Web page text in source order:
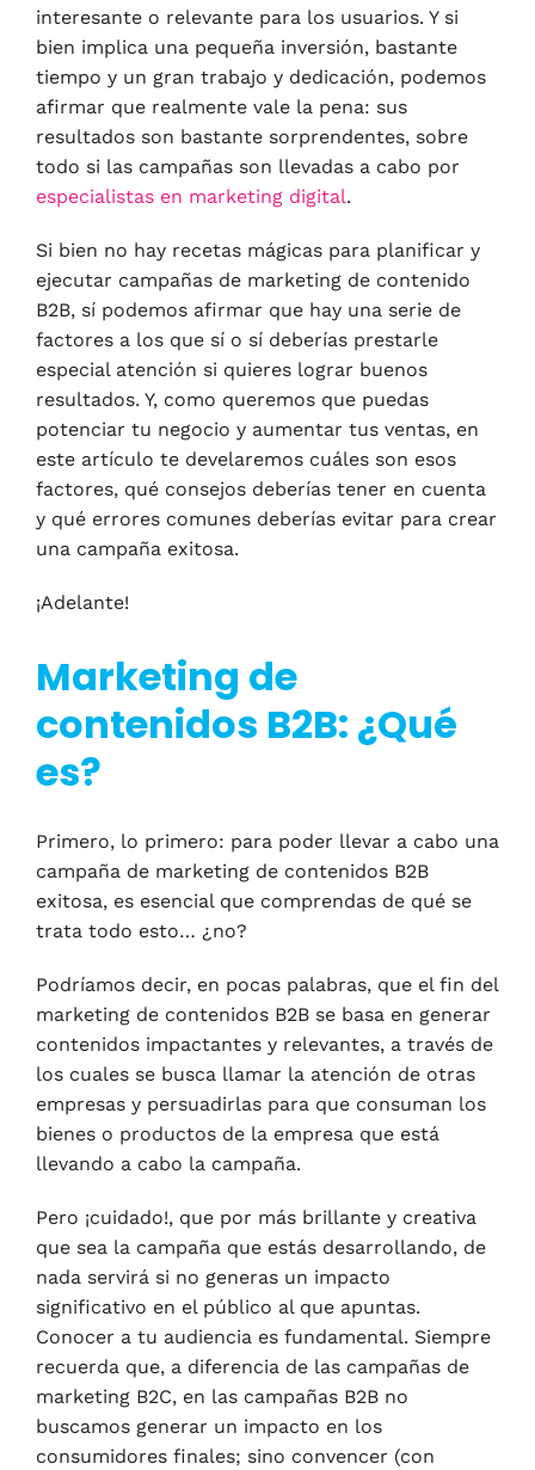
interesante o relevante para los usuarios. Y si
bien implica una pequeña inversión, bastante
tiempo y un gran trabajo y dedicación, podemos
afirmar que realmente vale la pena: sus
resultados son bastante sorprendentes, sobre
todo si las campañas son llevadas a cabo por
especialistas en marketing digital.
Si bien no hay recetas mágicas para planificar y
ejecutar campañas de marketing de contenido
B2B, sí podemos afirmar que hay una serie de
factores a los que sí o sí deberías prestarle
especial atención si quieres lograr buenos
resultados. Y, como queremos que puedas
potenciar tu negocio y aumentar tus ventas, en
este artículo te develaremos cuáles son esos
factores, qué consejos deberías tener en cuenta
y qué errores comunes deberías evitar para crear
una campaña exitosa.
¡Adelante!
Marketing de
contenidos B2B: ¿Qué
es?
Primero, lo primero: para poder llevar a cabo una
campaña de marketing de contenidos B2B
exitosa, es esencial que comprendas de qué se
trata todo esto… ¿no?
Podríamos decir, en pocas palabras, que el fin del
marketing de contenidos B2B se basa en generar
contenidos impactantes y relevantes, a través de
los cuales se busca llamar la atención de otras
empresas y persuadirlas para que consuman los
bienes o productos de la empresa que está
llevando a cabo la campaña.
Pero ¡cuidado!, que por más brillante y creativa
que sea la campaña que estás desarrollando, de
nada servirá si no generas un impacto
significativo en el público al que apuntas.
Conocer a tu audiencia es fundamental. Siempre
recuerda que, a diferencia de las campañas de
marketing B2C, en las campañas B2B no
buscamos generar un impacto en los
consumidores finales; sino convencer (con